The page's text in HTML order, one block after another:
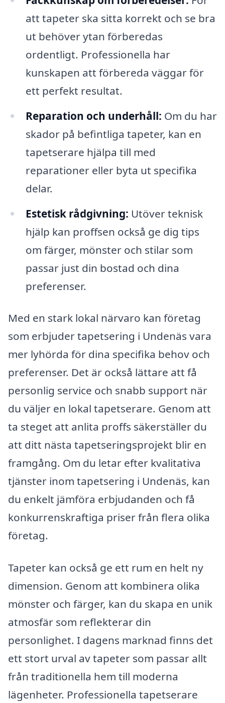
att tapeter ska sitta korrekt och se bra
ut behöver ytan förberedas
ordentligt. Professionella har
kunskapen att förbereda väggar för
ett perfekt resultat.
Reparation och underhåll: Om du har
skador på befintliga tapeter, kan en
tapetserare hjälpa till med
reparationer eller byta ut specifika
delar.
Estetisk rådgivning: Utöver teknisk
hjälp kan proffsen också ge dig tips
om färger, mönster och stilar som
passar just din bostad och dina
preferenser.
Med en stark lokal närvaro kan företag
som erbjuder tapetsering i Undenäs vara
mer lyhörda för dina specifika behov och
preferenser. Det är också lättare att få
personlig service och snabb support när
du väljer en lokal tapetserare. Genom att
ta steget att anlita proffs säkerställer du
att ditt nästa tapetseringsprojekt blir en
framgång. Om du letar efter kvalitativa
tjänster inom tapetsering i Undenäs, kan
du enkelt jämföra erbjudanden och få
konkurrenskraftiga priser från flera olika
företag.
Tapeter kan också ge ett rum en helt ny
dimension. Genom att kombinera olika
mönster och färger, kan du skapa en unik
atmosfär som reflekterar din
personlighet. I dagens marknad finns det
ett stort urval av tapeter som passar allt
från traditionella hem till moderna
lägenheter. Professionella tapetserare